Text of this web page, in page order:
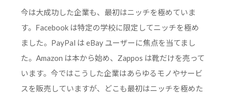
今は大成功した企業も、最初はニッチを極めていま
す。Facebook は特定の学校に限定してニッチを極め
ました。PayPal は eBay ユーザーに焦点を当てまし
た。Amazon は本から始め、Zappos は靴だけを売って
います。今ではこうした企業はあらゆるモノやサービ
スを販売していますが、どこも最初はニッチを極めた